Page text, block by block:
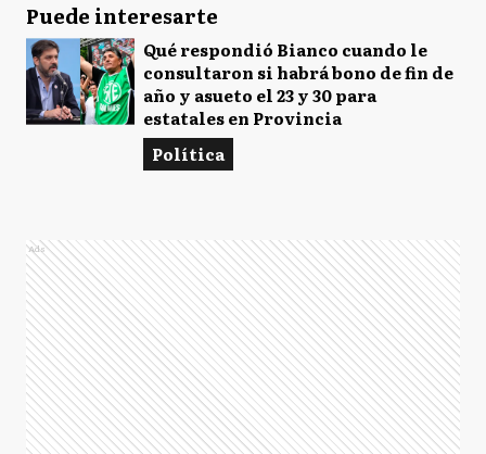
Puede interesarte
Qué respondió Bianco cuando le
consultaron si habrá bono de fin de
año y asueto el 23 y 30 para
estatales en Provincia
Política
Ads